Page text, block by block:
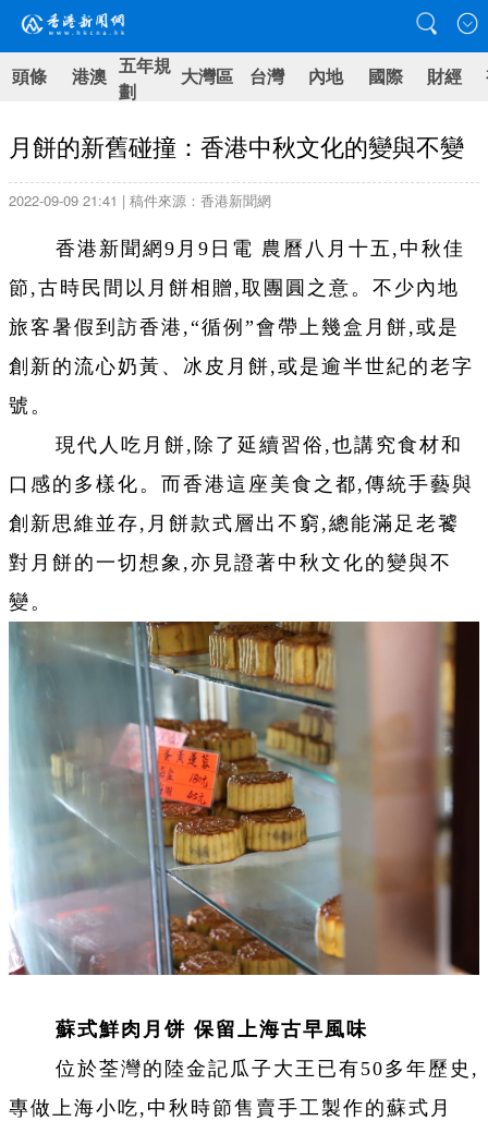
頭條 港澳 五年規
劃
大灣區 台灣 內地 國際 財經
月餅的新舊碰撞：香港中秋文化的變與不變
2022-09-09 21:41 | 稿件來源：香港新聞網
香港新聞網9月9日電 農曆八月十五,中秋佳
節,古時民間以月餅相贈,取團圓之意。不少內地
旅客暑假到訪香港,“循例”會帶上幾盒月餅,或是
創新的流心奶黃、冰皮月餅,或是逾半世紀的老字
號。
現代人吃月餅,除了延續習俗,也講究食材和
口感的多樣化。而香港這座美食之都,傳統手藝與
創新思維並存,月餅款式層出不窮,總能滿足老饕
對月餅的一切想象,亦見證著中秋文化的變與不
變。
蘇式鮮肉月饼 保留上海古早風味
位於荃灣的陸金記瓜子大王已有50多年歷史,
專做上海小吃,中秋時節售賣手工製作的蘇式月